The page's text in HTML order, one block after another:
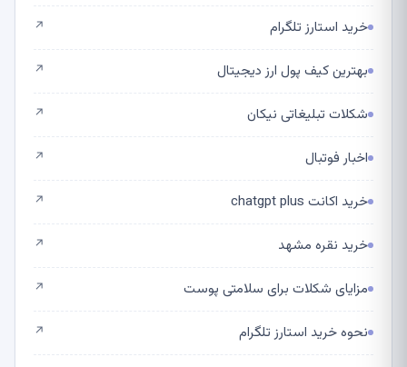
خرید استارز تلگرام ↗
بهترین کیف پول ارز دیجیتال ↗
شکلات تبلیغاتی نیکان ↗
اخبار فوتبال ↗
خرید اکانت chatgpt plus ↗
خرید نقره مشهد ↗
مزایای شکلات برای سلامتی پوست ↗
نحوه خرید استارز تلگرام ↗